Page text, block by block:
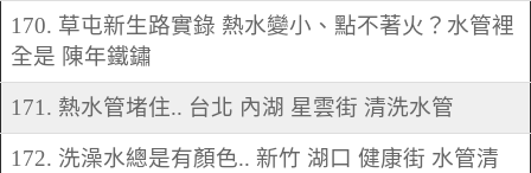
170. 草屯新生路實錄 熱水變小、點不著火？水管裡
全是 陳年鐵鏽
171. 熱水管堵住.. 台北 內湖 星雲街 清洗水管
172. 洗澡水總是有顏色.. 新竹 湖口 健康街 水管清